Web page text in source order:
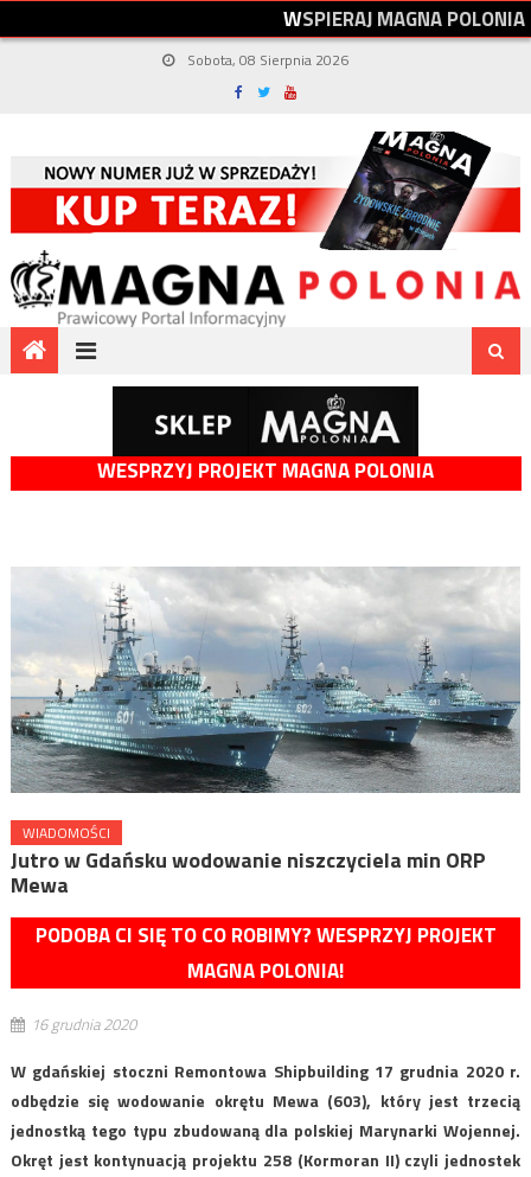
WSPIERAJMAGNAPOLONIA
Sobota, 08 Sierpnia 2026
WESPRZYJ PROJEKT MAGNA POLONIA
WIADOMOŚCI
Jutro w Gdańsku wodowanie niszczyciela min ORP
Mewa
PODOBA CI SIĘ TO CO ROBIMY? WESPRZYJ PROJEKT
MAGNA POLONIA!
16 grudnia 2020
W gdańskiej stoczni Remontowa Shipbuilding 17 grudnia 2020 r.
odbędzie się wodowanie okrętu Mewa (603), który jest trzecią
jednostką tego typu zbudowaną dla polskiej Marynarki Wojennej.
Okręt jest kontynuacją projektu 258 (Kormoran II) czyli jednostek